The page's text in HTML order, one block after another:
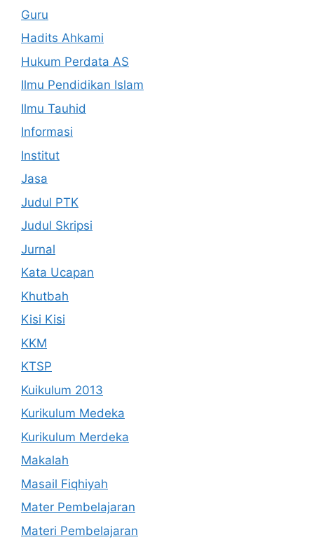
Guru
Hadits Ahkami
Hukum Perdata AS
Ilmu Pendidikan Islam
Ilmu Tauhid
Informasi
Institut
Jasa
Judul PTK
Judul Skripsi
Jurnal
Kata Ucapan
Khutbah
Kisi Kisi
KKM
KTSP
Kuikulum 2013
Kurikulum Medeka
Kurikulum Merdeka
Makalah
Masail Fiqhiyah
Mater Pembelajaran
Materi Pembelajaran